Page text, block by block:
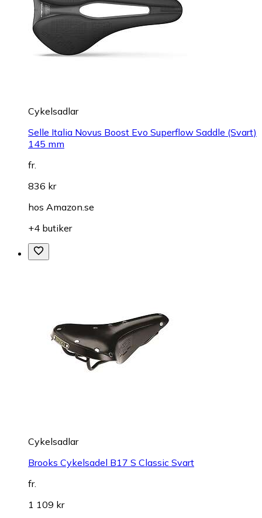
Cykelsadlar
Selle Italia Novus Boost Evo Superflow Saddle (Svart)
145 mm
fr.
836 kr
hos Amazon.se
+4 butiker
Cykelsadlar
Brooks Cykelsadel B17 S Classic Svart
fr.
1 109 kr